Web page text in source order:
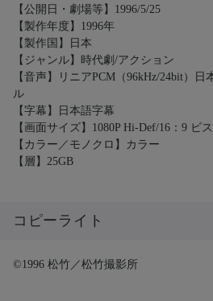
【公開日・劇場等】1996/5/25
【製作年度】1996年
【製作国】日本
【ジャンル】時代劇/アクション
【音声】リニアPCM（96kHz/24bit）
ル
【字幕】日本語字幕
【画面サイズ】1080P Hi-Def/16：9 ビ
【カラー／モノクロ】カラー
【層】25GB
コピーライト
©1996 松竹／松竹撮影所